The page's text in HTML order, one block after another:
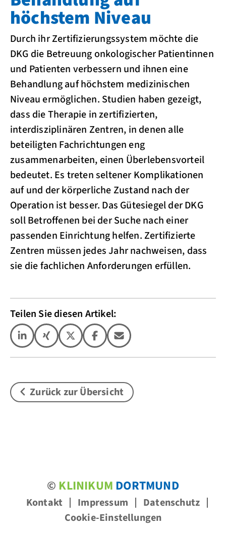
höchstem Niveau
Durch ihr Zertifizierungssystem möchte die
DKG die Betreuung onkologischer Patientinnen
und Patienten verbessern und ihnen eine
Behandlung auf höchstem medizinischen
Niveau ermöglichen. Studien haben gezeigt,
dass die Therapie in zertifizierten,
interdisziplinären Zentren, in denen alle
beteiligten Fachrichtungen eng
zusammenarbeiten, einen Überlebensvorteil
bedeutet. Es treten seltener Komplikationen
auf und der körperliche Zustand nach der
Operation ist besser. Das Gütesiegel der DKG
soll Betroffenen bei der Suche nach einer
passenden Einrichtung helfen. Zertifizierte
Zentren müssen jedes Jahr nachweisen, dass
sie die fachlichen Anforderungen erfüllen.
Teilen Sie diesen Artikel:
Zurück zur Übersicht
© KLINIKUM DORTMUND
Kontakt Impressum
Datenschutz
Cookie-Einstellungen